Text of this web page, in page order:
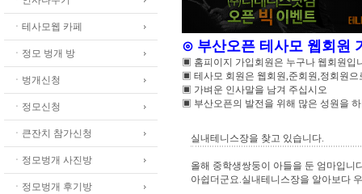
ㆍ테사모웹 카페
ㆍ정모 벙개 방
ㆍ벙개신청
ㆍ정모신청
ㆍ큰잔치 참가신청
ㆍ정모벙개 사진방
ㆍ정모벙개 후기방
⊙ 부산오픈 테사모 웹회원
▣ 홈피이지 가입회원은 누구나 웹회원입
▣ 테사모 회원은 웹회원,준회원,정회원으
▣ 가벼운 인사말을 남겨 주십시오
▣ 부산오픈의 발전을 위해 많은 성원을
실내테니스장을 찾고 있습니다.
올해 중학생쌍둥이 아들을 둔 엄마입니
아쉽더군요.실내테니스장을 알아보다